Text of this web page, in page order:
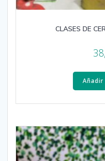
CLASES DE